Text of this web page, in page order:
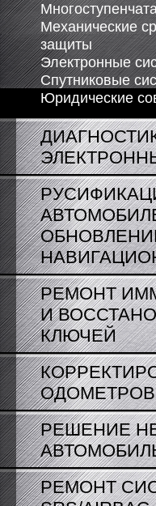
Механические
защиты
Электронные
Спутниковые
Юридические
РЕМОНТ
И
КЛЮЧЕЙ
ОДОМЕТРОВ
РЕШЕНИЕ
РЕМОНТ